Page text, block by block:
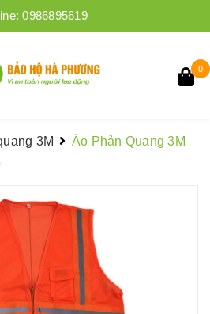
0986895619
0
3M
Áo Phản Quang 3M